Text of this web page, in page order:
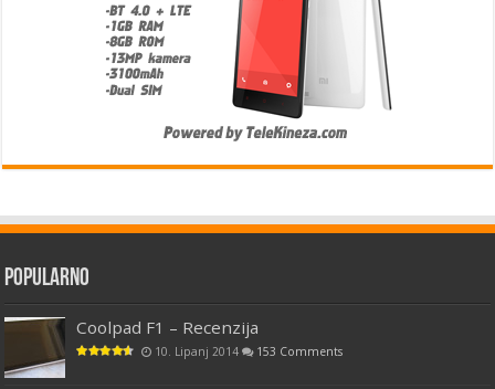
Popularno
Coolpad F1 – Recenzija
10. Lipanj 2014 153 Comments